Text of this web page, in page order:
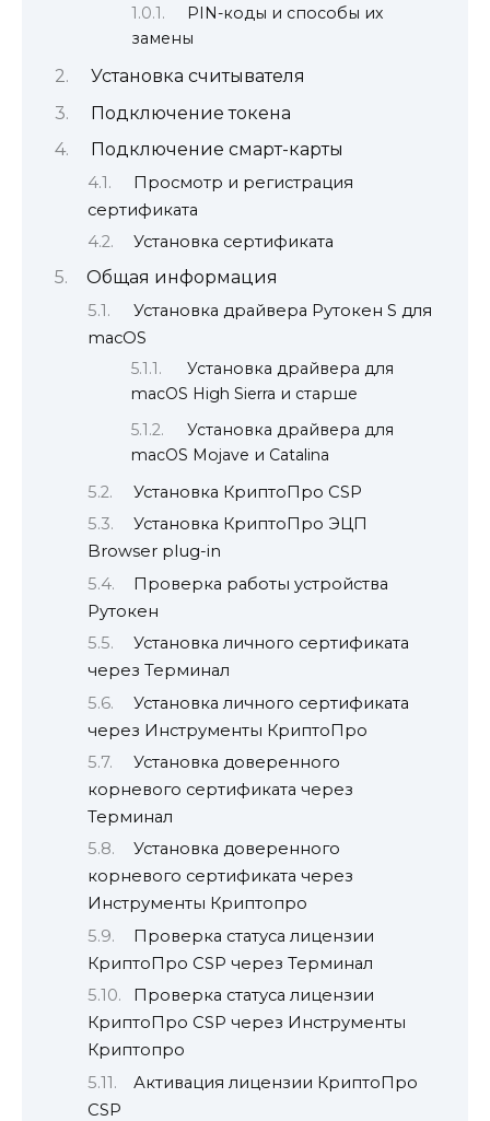
PIN-коды и способы их
замены
Установка считывателя
Подключение токена
Подключение смарт-карты
Просмотр и регистрация
сертификата
Установка сертификата
Общая информация
Установка драйвера Рутокен S для
macOS
Установка драйвера для
macOS High Sierra и старше
Установка драйвера для
macOS Mojave и Catalina
Установка КриптоПро CSP
Установка КриптоПро ЭЦП
Browser plug-in
Проверка работы устройства
Рутокен
Установка личного сертификата
через Терминал
Установка личного сертификата
через Инструменты КриптоПро
Установка доверенного
корневого сертификата через
Терминал
Установка доверенного
корневого сертификата через
Инструменты Криптопро
Проверка статуса лицензии
КриптоПро CSP через Терминал
Проверка статуса лицензии
КриптоПро CSP через Инструменты
Криптопро
Активация лицензии КриптоПро
CSP